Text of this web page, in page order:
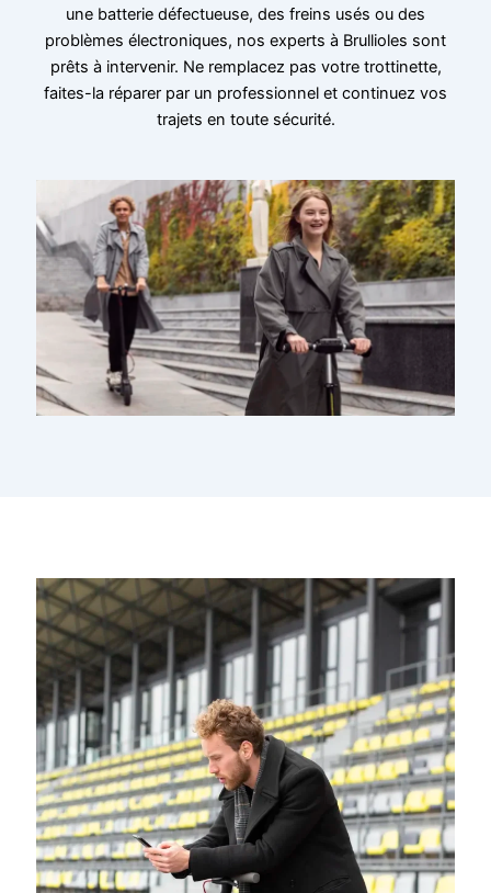
une batterie défectueuse, des freins usés ou des
problèmes électroniques, nos experts à Brullioles sont
prêts à intervenir. Ne remplacez pas votre trottinette,
faites-la réparer par un professionnel et continuez vos
trajets en toute sécurité.